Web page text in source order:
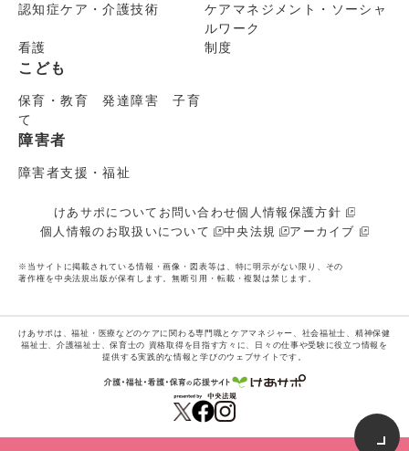
認知症ケア・介護技術
ケアマネジメント・ソーシャ
ルワーク
看護
制度
こども
保育・教育 発達障害 子育
て
障害者
障害者支援・福祉
けあサポについて お問い合わせ個人情報保護方針
個人情報のお取扱いについて
中央法規 アーカイブ
※当サイトに掲載されている情報・画像・図表等は、特に明示がない限り、その
著作権を中央法規出版が保有します。無断引用・転載・複製は禁じます。
けあサポは、福祉・医療などのケアに関わる専門職とケアマネジャー、社会福祉士、精神保健
福祉士、介護福祉士、保育士の 資格取得を目指す方々に、日々の仕事や受験に役立つ情報を
提供する実践的な情報と学びのウェブサイトです。